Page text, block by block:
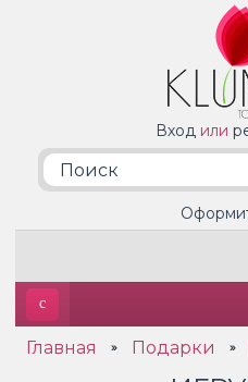
Вход или
Главная » Подарки »